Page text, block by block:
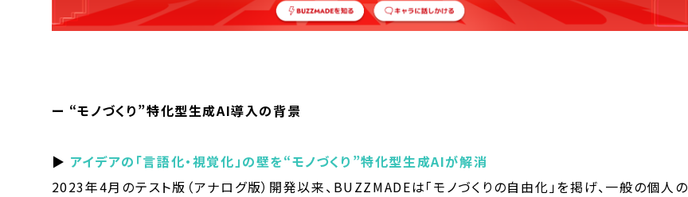
ー “モノづくり”特化型生成AI導入の背景
▶ アイデアの「言語化・視覚化」の壁を“モノづくり”特化型生成AIが解消
2023年4月のテスト版（アナログ版）開発以来、BUZZMADEは「モノづくりの自由化」を掲げ、一般の個人の